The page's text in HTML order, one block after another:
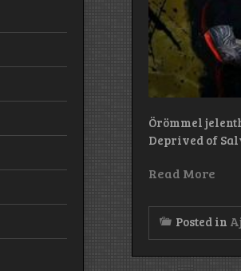
Örömmel
Deprived of
Read More
Posted in